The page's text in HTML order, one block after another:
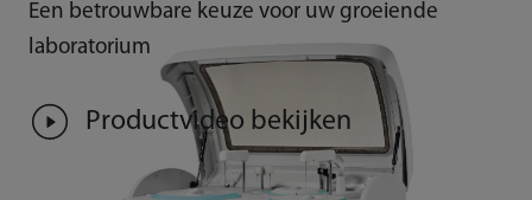
Een betrouwbare keuze voor uw groeiende
laboratorium
Productvideo bekijken